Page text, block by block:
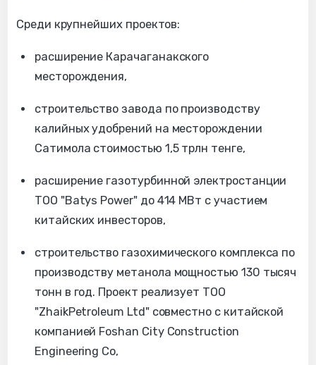
Среди крупнейших проектов:
расширение Карачаганакского
месторождения,
строительство завода по производству
калийных удобрений на месторождении
Сатимола стоимостью 1,5 трлн тенге,
расширение газотурбинной электростанции
ТОО "Batys Power" до 414 МВт с участием
китайских инвесторов,
строительство газохимического комплекса по
производству метанола мощностью 130 тысяч
тонн в год. Проект реализует ТОО
"ZhaikPetroleum Ltd" совместно с китайской
компанией Foshan City Construction
Engineering Co,